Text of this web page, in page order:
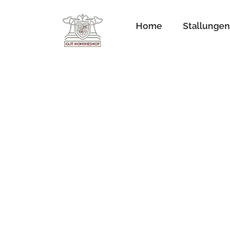
Home Stallungen